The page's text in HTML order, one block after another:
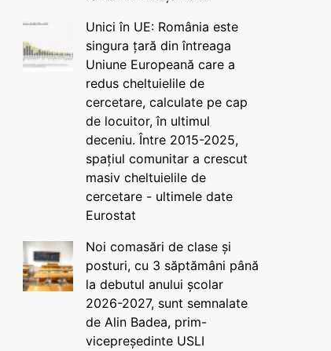
Unici în UE: România este
singura țară din întreaga
Uniune Europeană care a
redus cheltuielile de
cercetare, calculate pe cap
de locuitor, în ultimul
deceniu. Între 2015-2025,
spațiul comunitar a crescut
masiv cheltuielile de
cercetare - ultimele date
Eurostat
Noi comasări de clase și
posturi, cu 3 săptămâni până
la debutul anului școlar
2026-2027, sunt semnalate
de Alin Badea, prim-
vicepreședinte USLI